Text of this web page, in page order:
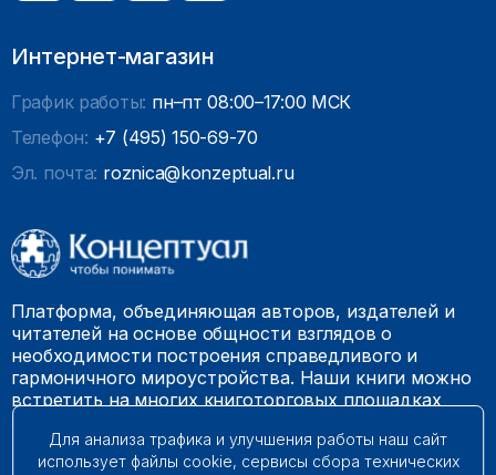
Интернет-магазин
График работы: пн–пт 08:00–17:00 МСК
Телефон: +7 (495) 150-69-70
Эл. почта: roznica@konzeptual.ru
Платформа, объединяющая авторов, издателей и
читателей на основе общности взглядов о
необходимости построения справедливого и
гармоничного мироустройства. Наши книги можно
встретить на многих книготорговых площадках
© 2009 – 2026. Все права защищены.
Для анализа трафика и улучшения работы наш сайт
использует файлы cookie, сервисы сбора технических